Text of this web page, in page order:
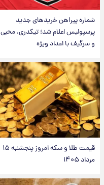
شماره پیراهن خریدهای جدید
پرسپولیس اعلام شد؛ تیکدری، محبی
و سرگیف با اعداد ویژه
قیمت طلا و سکه امروز پنجشنبه ۱۵
مرداد ۱۴۰۵